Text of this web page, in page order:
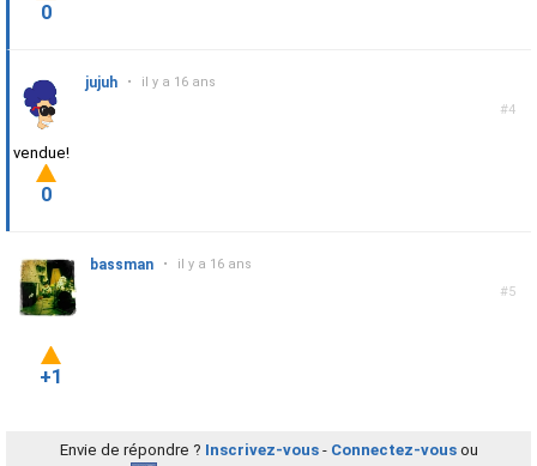
0
#4
jujuh • il y a 16 ans
vendue!
0
#5
bassman • il y a 16 ans
+1
Envie de répondre ? Inscrivez-vous- Connectez-vousou